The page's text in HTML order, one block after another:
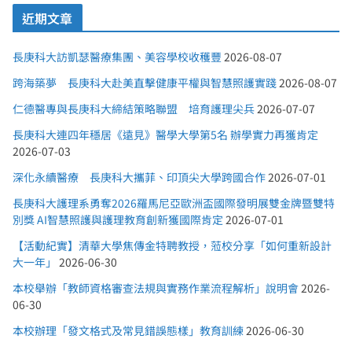
近期文章
長庚科大訪凱瑟醫療集團、美容學校收穫豐 2026-08-07
跨海築夢 長庚科大赴美直擊健康平權與智慧照護實踐 2026-08-07
仁德醫專與長庚科大締結策略聯盟 培育護理尖兵 2026-07-07
長庚科大連四年穩居《遠見》醫學大學第5名 辦學實力再獲肯定
2026-07-03
深化永續醫療 長庚科大攜菲、印頂尖大學跨國合作 2026-07-01
長庚科大護理系勇奪2026羅馬尼亞歐洲盃國際發明展雙金牌暨雙特
別獎 AI智慧照護與護理教育創新獲國際肯定 2026-07-01
【活動紀實】清華大學焦傳金特聘教授，蒞校分享「如何重新設計
大一年」
2026-06-30
本校舉辦「教師資格審查法規與實務作業流程解析」說明會 2026-
06-30
本校辦理「發文格式及常見錯誤態樣」教育訓練 2026-06-30